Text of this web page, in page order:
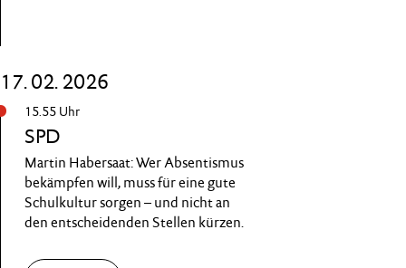
17. 02. 2026
15.55 Uhr
SPD
Martin Habersaat: Wer Absentismus
bekämpfen will, muss für eine gute
Schulkultur sorgen – und nicht an
den entscheidenden Stellen kürzen.